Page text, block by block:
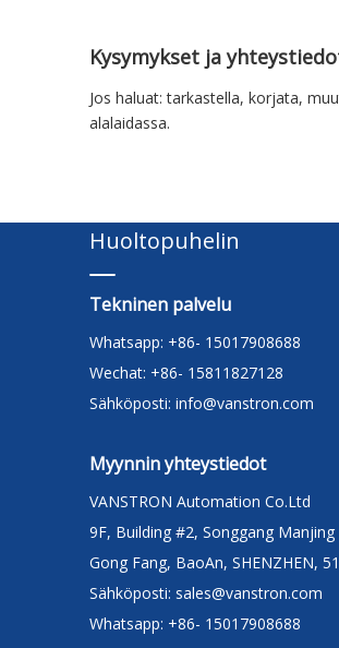
Kysymykset ja
Jos haluat: tarkastella, korjata,
alalaidassa.
Huoltopuhelin
Tekninen palvelu
Whatsapp: +86- 15017908688
Wechat: +86- 15811827128
Sähköposti: info@vanstron.com
Myynnin yhteystiedot
VANSTRON Automation Co.Ltd
9F, Building #2, Songgang
Gong Fang, BaoAn, SHENZHEN,
Sähköposti: sales@vanstron.com
Whatsapp: +86- 15017908688